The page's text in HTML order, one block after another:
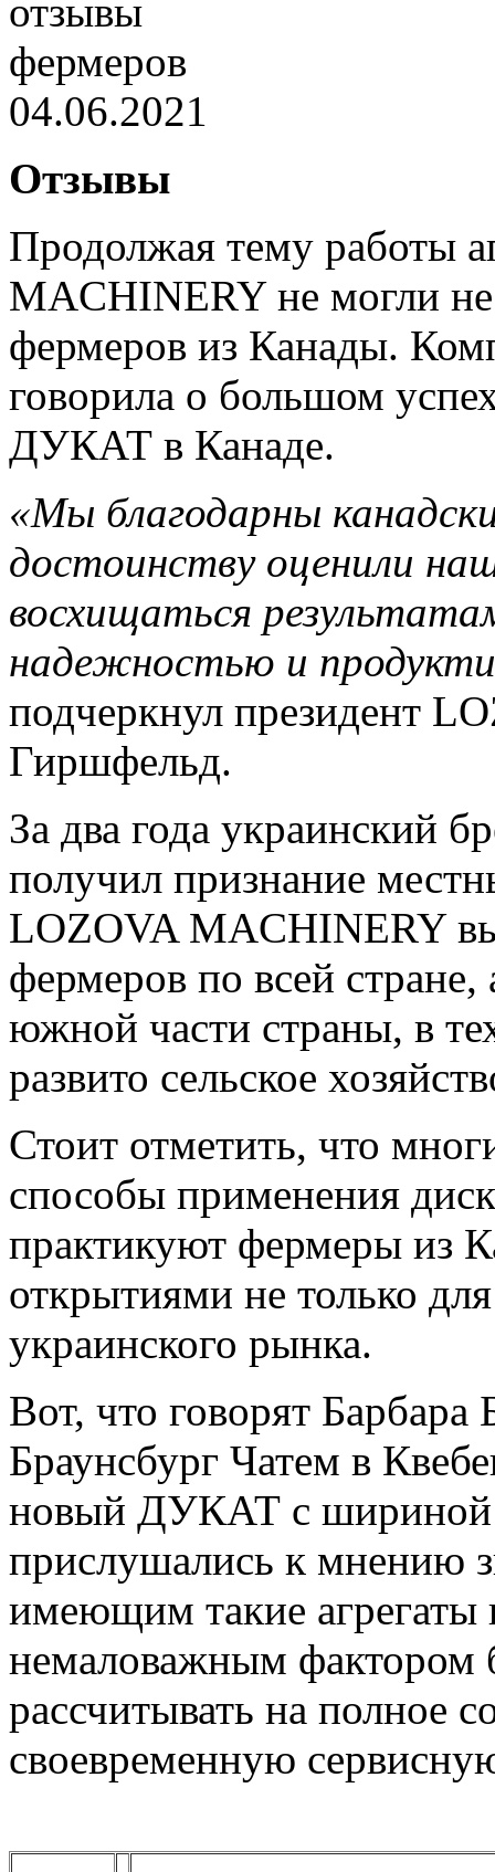
04.06.2021
Отзывы
Продолжая тему работы
MACHINERY не могли
фермеров из Канады.
говорила о большом
ДУКАТ в Канаде.
«Мы благодарны
достоинству оценили
восхищаться
надежностью и
подчеркнул президент
Гиршфельд.
За два года украинский
получил признание
LOZOVA MACHINERY
фермеров по всей
южной части страны, в
развито сельское
Стоит отметить, что
способы применения
практикуют фермеры из
открытиями не только
украинского рынка.
Вот, что говорят
Браунсбург Чатем в
новый ДУКАТ с шириной
прислушались к мнению
имеющим такие агрегаты
немаловажным фактором
рассчитывать на полное
своевременную